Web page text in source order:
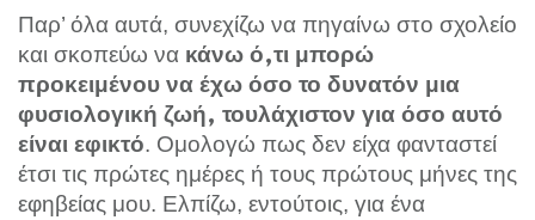
Παρ’ όλα αυτά, συνεχίζω να πηγαίνω στο σχολείο
και σκοπεύω να κάνω ό,τι μπορώ
προκειμένου να έχω όσο το δυνατόν μια
φυσιολογική ζωή, τουλάχιστον για όσο αυτό
είναι εφικτό. Ομολογώ πως δεν είχα φανταστεί
έτσι τις πρώτες ημέρες ή τους πρώτους μήνες της
εφηβείας μου. Ελπίζω, εντούτοις, για ένα